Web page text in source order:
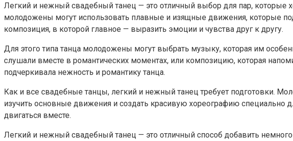
Легкий и нежный свадебный танец — это отличный выбор для пар, которые
молодожены могут использовать плавные и изящные движения, которые
композиция, в которой главное — выразить эмоции и чувства друг к другу.
Для этого типа танца молодожены могут выбрать музыку, которая им
слушали вместе в романтических моментах, или композицию, которая
подчеркивала нежность и романтику танца.
Как и все свадебные танцы, легкий и нежный танец требует подготовки.
изучить основные движения и создать красивую хореографию специально
двигаться вместе.
Легкий и нежный свадебный танец — это отличный способ добавить